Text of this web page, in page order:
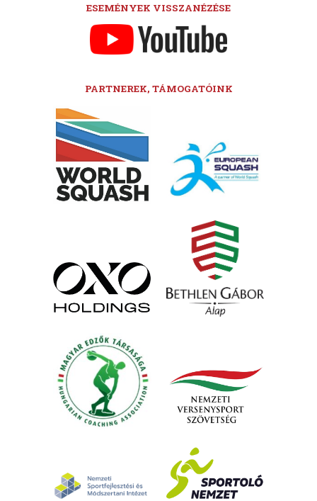
ESEMÉNYEK VISSZANÉZÉSE
PARTNEREK, TÁMOGATÓINK